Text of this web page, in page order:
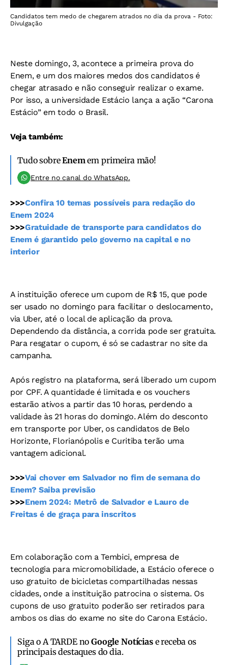
Candidatos tem medo de chegarem atrados no dia da prova - Foto:
Divulgação
Neste domingo, 3, acontece a primeira prova do
Enem, e um dos maiores medos dos candidatos é
chegar atrasado e não conseguir realizar o exame.
Por isso, a universidade Estácio lança a ação “Carona
Estácio” em todo o Brasil.
Veja também:
Tudo sobreEnemem primeira mão!
Entre no canal do WhatsApp.
>>>Confira 10 temas possíveis para redação do
Enem 2024
>>>Gratuidade de transporte para candidatos do
Enem é garantido pelo governo na capital e no
interior
A instituição oferece um cupom de R$ 15, que pode
ser usado no domingo para facilitar o deslocamento,
via Uber, até o local de aplicação da prova.
Dependendo da distância, a corrida pode ser gratuita.
Para resgatar o cupom, é só se cadastrar no site da
campanha.
Após registro na plataforma, será liberado um cupom
por CPF. A quantidade é limitada e os vouchers
estarão ativos a partir das 10 horas, perdendo a
validade às 21 horas do domingo. Além do desconto
em transporte por Uber, os candidatos de Belo
Horizonte, Florianópolis e Curitiba terão uma
vantagem adicional.
>>>Vai chover em Salvador no fim de semana do
Enem? Saiba previsão
>>>Enem 2024: Metrô de Salvador e Lauro de
Freitas é de graça para inscritos
Em colaboração com a Tembici, empresa de
tecnologia para micromobilidade, a Estácio oferece o
uso gratuito de bicicletas compartilhadas nessas
cidades, onde a instituição patrocina o sistema. Os
cupons de uso gratuito poderão ser retirados para
ambos os dias do exame no site do Carona Estácio.
Siga o A TARDE noGoogle Notíciase receba os
principais destaques do dia.